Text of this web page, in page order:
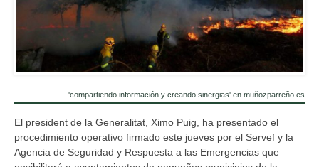
'compartiendo información y creando sinergias' en muñozparreño.es
El president de la Generalitat, Ximo Puig, ha presentado el
procedimiento operativo firmado este jueves por el Servef y la
Agencia de Seguridad y Respuesta a las Emergencias que